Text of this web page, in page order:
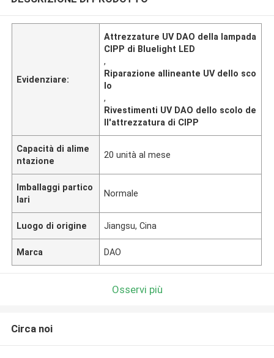
Evidenziare:
Attrezzature UV DAO della lampada
CIPP di Bluelight LED
,
Riparazione allineante UV dello sco
lo
,
Rivestimenti UV DAO dello scolo de
ll'attrezzatura di CIPP
Capacità di alime
ntazione
20 unità al mese
Imballaggi partico
lari
Normale
Luogo di origine Jiangsu, Cina
Marca DAO
Osservi più
Circa noi